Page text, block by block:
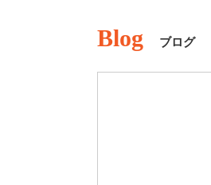
Blog ブログ